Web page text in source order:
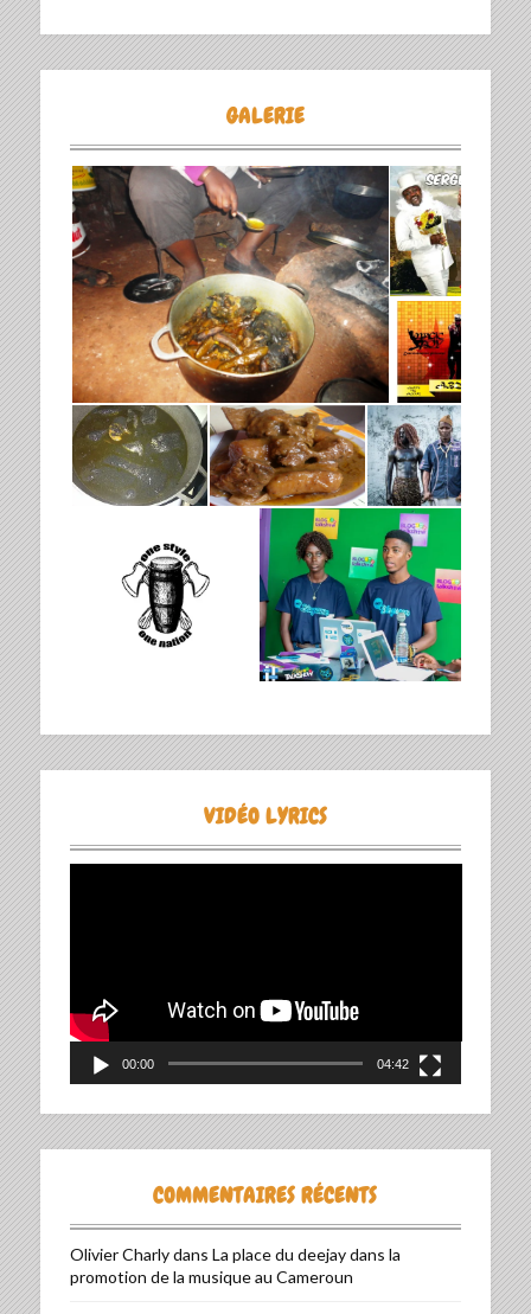
GALERIE
VIDÉO LYRICS
00:00 04:42
COMMENTAIRES RÉCENTS
Olivier Charlydans La place du deejay dans la
promotion de la musique au Cameroun